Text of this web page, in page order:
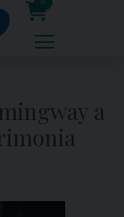
0
prodotti
a